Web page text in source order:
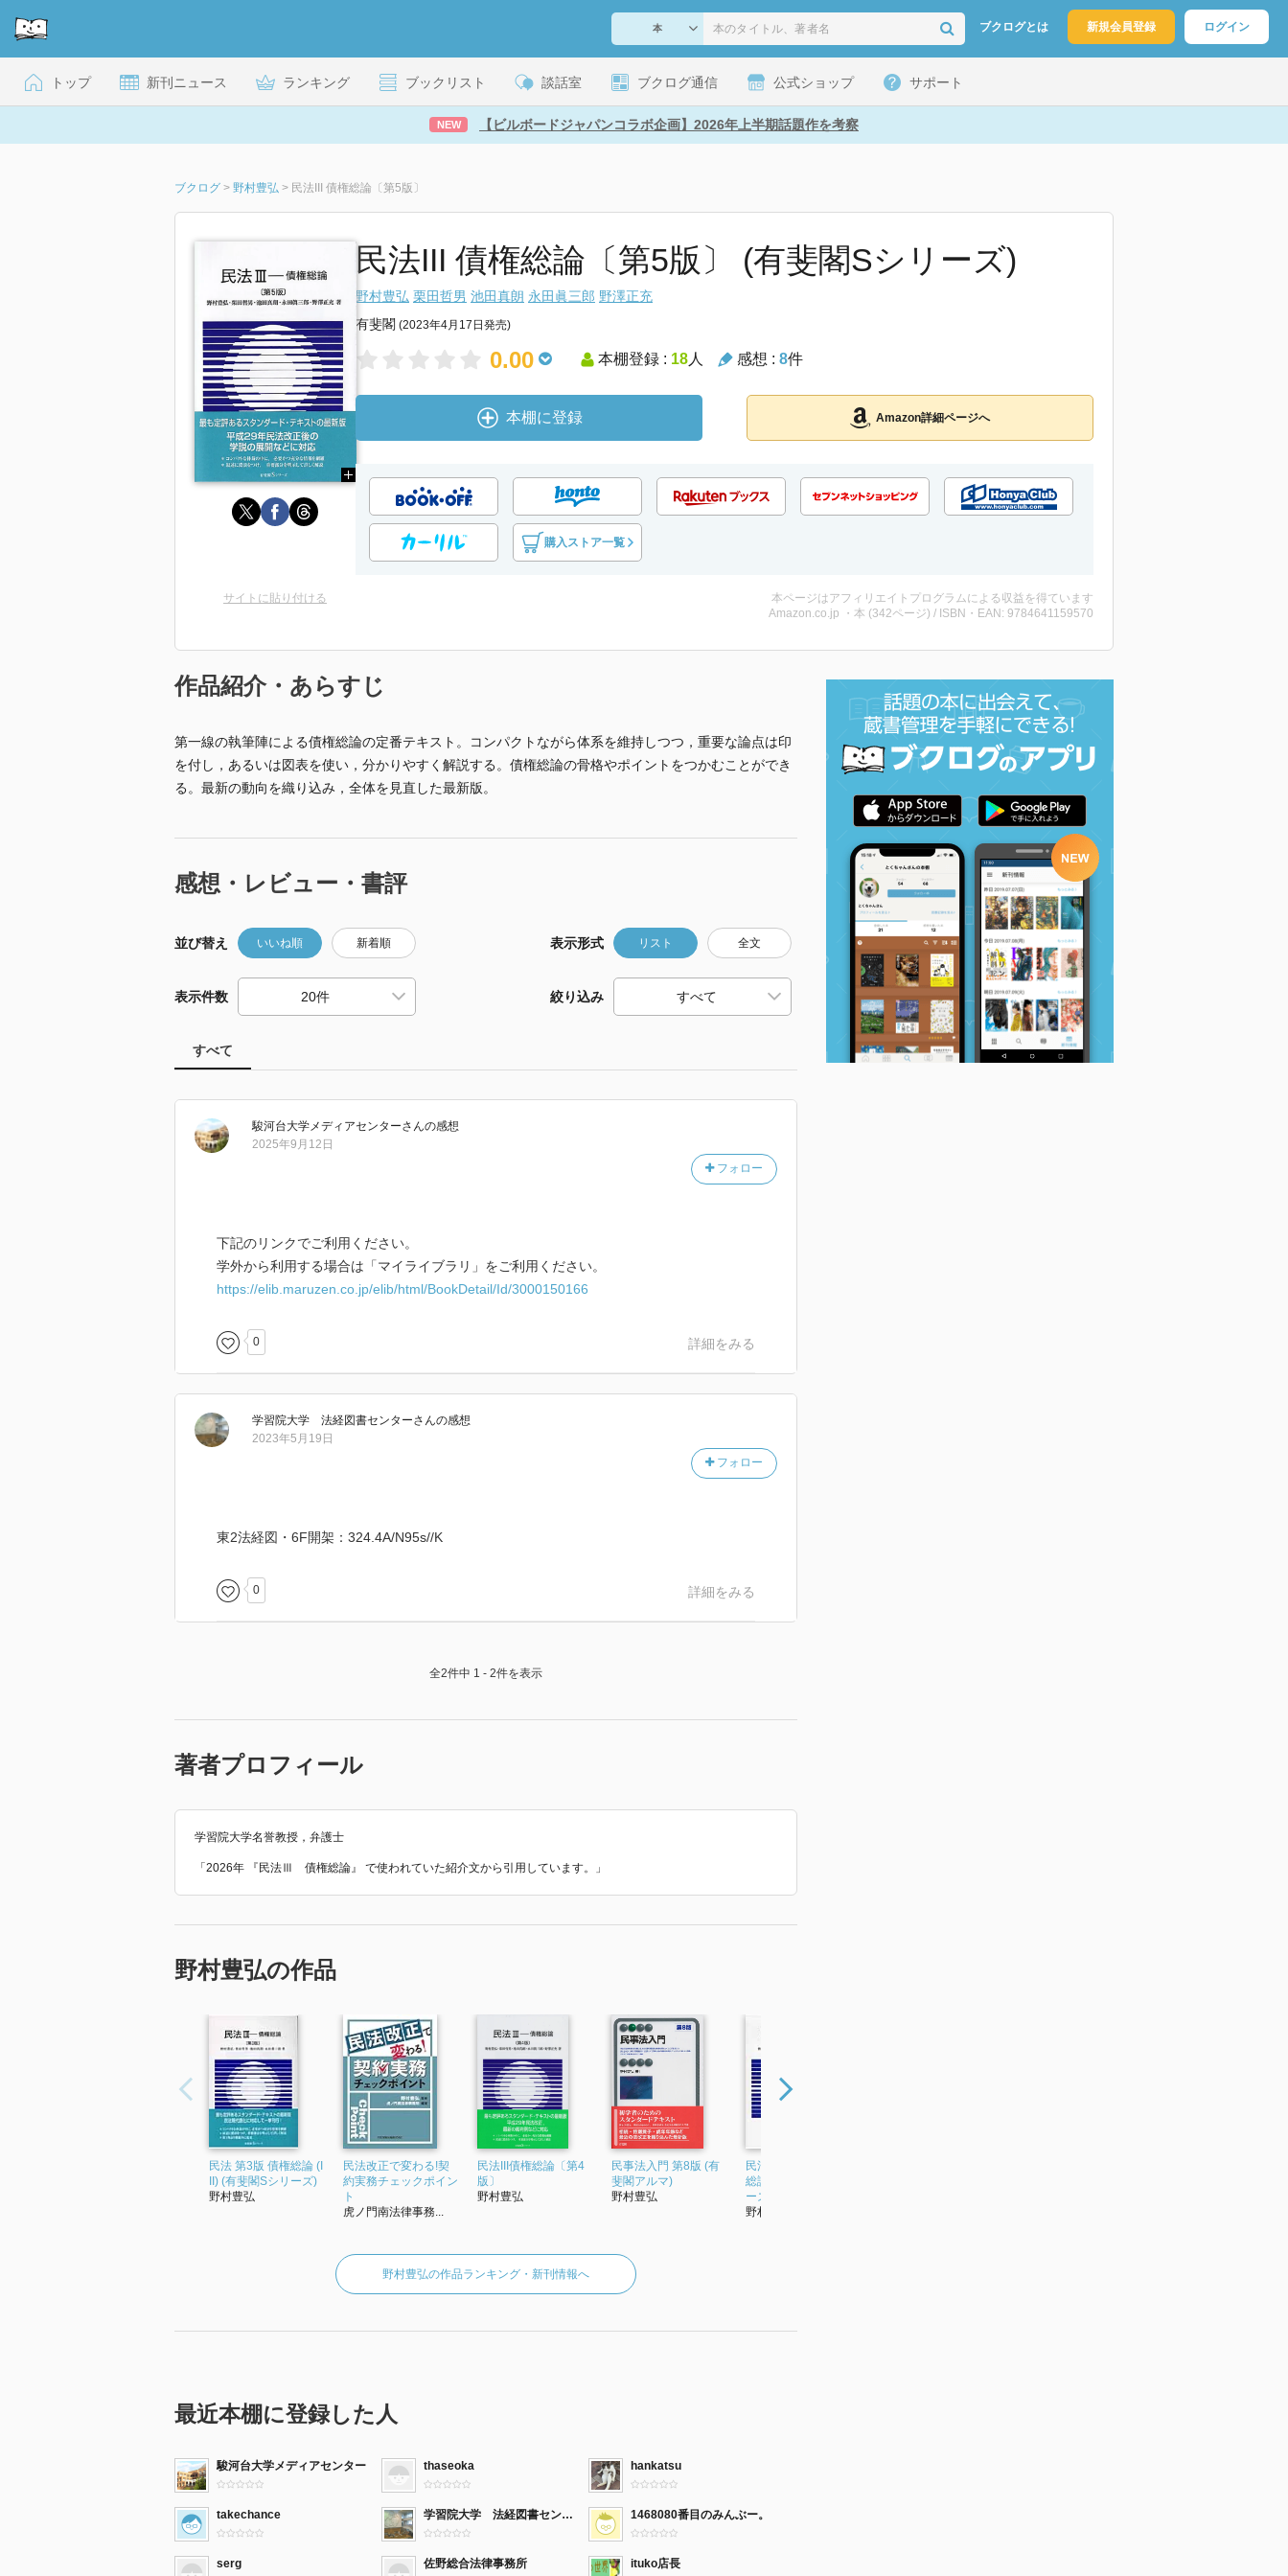
ブクログとは 新規会員登録 ログイン
トップ 新刊ニュース ランキング ブックリスト 談話室 ブクログ通信 公式ショップ サポート
NEW 【ビルボードジャパンコラボ企画】2026年上半期話題作を考察
ブクログ > 野村豊弘 > 民法III 債権総論〔第5版〕
民法III 債権総論〔第5版〕 (有斐閣Sシリーズ)
野村豊弘 栗田哲男 池田真朗 永田眞三郎 野澤正充
有斐閣 (2023年4月17日発売)
0.00 本棚登録 : 18人 感想 : 8件
本棚に登録 Amazon詳細ページへ
購入ストア一覧
サイトに貼り付ける
本ページはアフィリエイトプログラムによる収益を得ています
Amazon.co.jp ・本 (342ページ) / ISBN・EAN: 9784641159570
作品紹介・あらすじ
第一線の執筆陣による債権総論の定番テキスト。コンパクトながら体系を維持しつつ，重要な論点は印
を付し，あるいは図表を使い，分かりやすく解説する。債権総論の骨格やポイントをつかむことができ
る。最新の動向を織り込み，全体を見直した最新版。
感想・レビュー・書評
並び替え いいね順 新着順 表示形式 リスト 全文
表示件数 絞り込み
すべて
駿河台大学メディアセンターさんの感想
フォロー
2025年9月12日
下記のリンクでご利用ください。
学外から利用する場合は「マイライブラリ」をご利用ください。
https://elib.maruzen.co.jp/elib/html/BookDetail/Id/3000150166
0 詳細をみる
学習院大学 法経図書センターさんの感想
フォロー
2023年5月19日
東2法経図・6F開架：324.4A/N95s//K
0 詳細をみる
全2件中 1 - 2件を表示
著者プロフィール
学習院大学名誉教授，弁護士
「2026年 『民法Ⅲ 債権総論』 で使われていた紹介文から引用しています。」
野村豊弘の作品
民法 第3版 債権総論 (I
II) (有斐閣Sシリーズ)
野村豊弘
民法改正で変わる!契
約実務チェックポイン
ト
虎ノ門南法律事務...
民法III債権総論〔第4
版〕
野村豊弘
民事法入門 第8版 (有
斐閣アルマ)
野村豊弘
民法 第3版補訂 債権
総論 (III) (有斐閣Sシリ
ーズ)
野村豊弘
野村豊弘の作品ランキング・新刊情報へ
最近本棚に登録した人
駿河台大学メディアセンター thaseoka hankatsu
takechance 学習院大学 法経図書センター 1468080番目のみんぶー。
serg 佐野総合法律事務所 ituko店長